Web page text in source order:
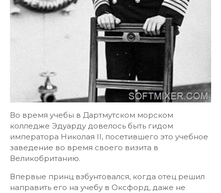
Во время учебы в Дартмутском морском
колледже Эдуарду довелось быть гидом
императора Николая II, посетившего это учебное
заведение во время своего визита в
Великобританию.
Впервые принц взбунтовался, когда отец решил
направить его на учебу в Оксфорд, даже не